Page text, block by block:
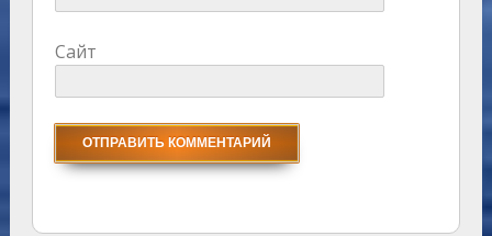
Сайт